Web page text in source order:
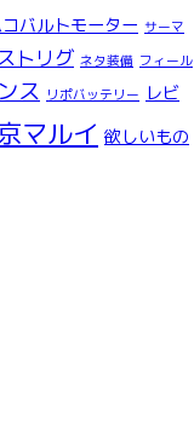
バルトモーター サーマ
トリグ ネタ装備 フィール
ス リポバッテリー レビ
マルイ 欲しいもの